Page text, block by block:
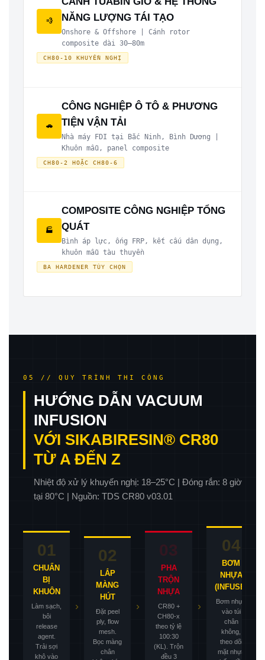
💨
NĂNG LƯỢNG TÁI TẠO
Onshore & Offshore | Cánh rotor
composite dài 30–80m
CH80-10 KHUYẾN NGHỊ
🚗
CÔNG NGHIỆP Ô TÔ & PHƯƠNG
TIỆN VẬN TẢI
Nhà máy FDI tại Bắc Ninh, Bình Dương |
Khuôn mẫu, panel composite
CH80-2 HOẶC CH80-6
🏭
COMPOSITE CÔNG NGHIỆP TỔNG
QUÁT
Bình áp lực, ống FRP, kết cấu dân dụng,
khuôn mẫu tàu thuyền
BA HARDENER TÙY CHỌN
05 // QUY TRÌNH THI CÔNG
HƯỚNG DẪN VACUUM
INFUSION
VỚI SIKABIRESIN® CR80
TỪ A ĐẾN Z
Nhiệt độ xử lý khuyến nghị: 18–25°C | Đóng rắn: 8 giờ
tại 80°C | Nguồn: TDS CR80 v03.01
01
CHUẨN
BỊ
KHUÔN
Làm sạch,
bôi
release
agent.
Trải sợi
khô vào
›
02
LẮP
MÀNG
HÚT
Đặt peel
ply, flow
mesh.
Bọc màng
chân
›
03
PHA
TRỘN
NHỰA
CR80 +
CH80-x
theo tỷ lệ
100:30
(KL). Trộn
đều 3
›
04
BƠM
NHỰA
(INFUSE)
Bơm nhựa
vào túi
chân
không,
theo dõi
mặt nhựa